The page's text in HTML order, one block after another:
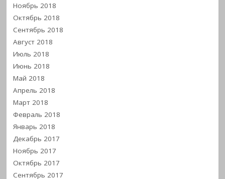
Ноябрь 2018
Октябрь 2018
Сентябрь 2018
Август 2018
Июль 2018
Июнь 2018
Май 2018
Апрель 2018
Март 2018
Февраль 2018
Январь 2018
Декабрь 2017
Ноябрь 2017
Октябрь 2017
Сентябрь 2017